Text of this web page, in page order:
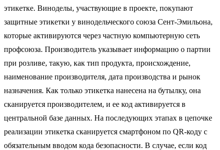
этикетке. Виноделы, участвующие в проекте, покупают
защитные этикетки у винодельческого союза Сент-Эмильона,
которые активируются через частную компьютерную сеть
профсоюза. Производитель указывает информацию о партии
при розливе, такую, как тип продукта, происхождение,
наименование производителя, дата производства и рынок
назначения. Как только этикетка нанесена на бутылку, она
сканируется производителем, и ее код активируется в
центральной базе данных. На последующих этапах в цепочке
реализации этикетка сканируется смартфоном по QR-коду с
обязательным вводом кода безопасности. В случае, если код